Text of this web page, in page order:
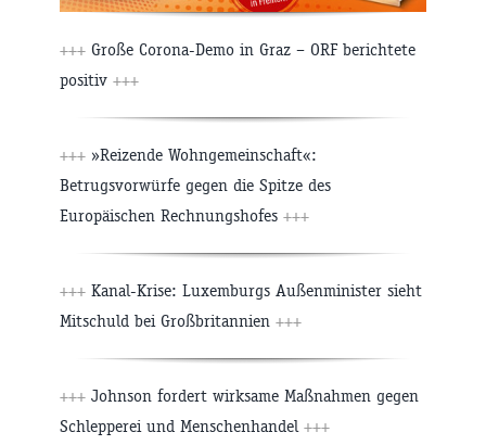
+++ Große Corona-Demo in Graz – ORF berichtete
positiv +++
+++ »Reizende Wohngemeinschaft«:
Betrugsvorwürfe gegen die Spitze des
Europäischen Rechnungshofes +++
+++ Kanal-Krise: Luxemburgs Außenminister sieht
Mitschuld bei Großbritannien +++
+++ Johnson fordert wirksame Maßnahmen gegen
Schlepperei und Menschenhandel +++